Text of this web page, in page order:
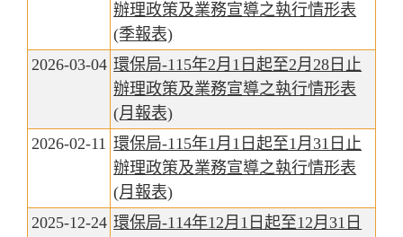
辦理政策及業務宣導之執行情形表
(季報表)
2026-03-04 環保局-115年2月1日起至2月28日止
辦理政策及業務宣導之執行情形表
(月報表)
2026-02-11 環保局-115年1月1日起至1月31日止
辦理政策及業務宣導之執行情形表
(月報表)
2025-12-24 環保局-114年12月1日起至12月31日